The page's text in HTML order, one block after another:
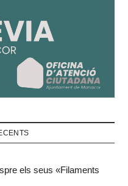
els seus «Filaments